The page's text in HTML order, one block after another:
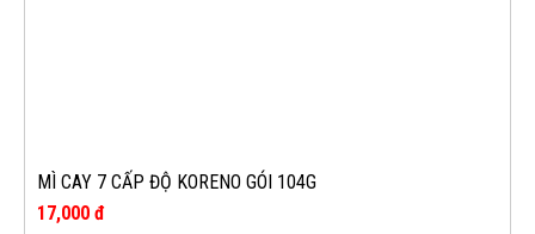
MÌ CAY 7 CẤP ĐỘ KORENO GÓI 104G
17,000 đ